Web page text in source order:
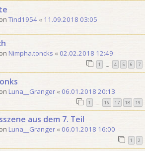
Tind1954 « 11.09.2018 03:05
Nimpha.toncks « 02.02.2018 12:49
1 … 4 5 6 7
Luna__Granger « 06.01.2018 20:13
1 … 16 17 18 19
aus dem 7. Teil
Luna__Granger « 06.01.2018 16:00
1 2